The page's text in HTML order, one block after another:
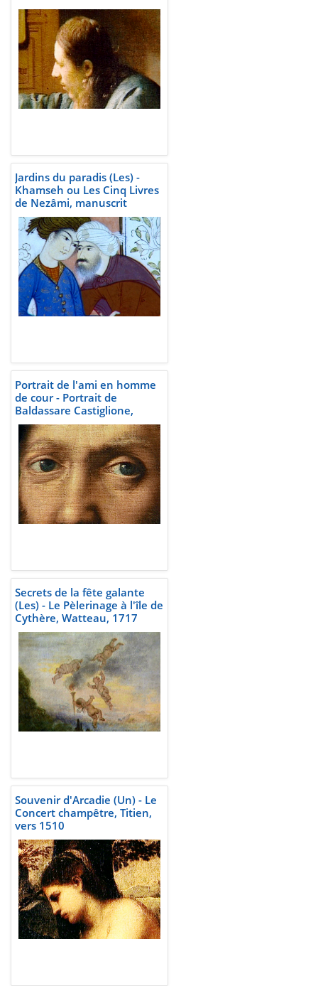
Jardins du paradis (Les) -
Khamseh ou Les Cinq Livres
de Nezâmi, manuscrit
persan, 1619-1624
Portrait de l'ami en homme
de cour - Portrait de
Baldassare Castiglione,
Raphaël, vers 1514-1515
Secrets de la fête galante
(Les) - Le Pèlerinage à l'île de
Cythère, Watteau, 1717
Souvenir d'Arcadie (Un) - Le
Concert champêtre, Titien,
vers 1510